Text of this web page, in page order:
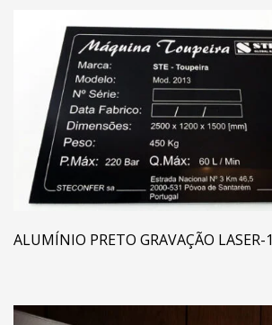
ALUMÍNIO PRETO GRAVAÇÃO LASER-1